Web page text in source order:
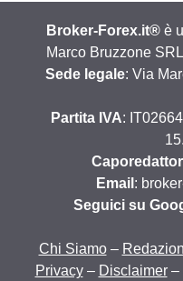
Broker-Forex.it® è
Marco Bruzzone
Sede legale: Via
Partita IVA:
Email :
Seguici su
Chi Siamo–
Privacy– Disclaimer–